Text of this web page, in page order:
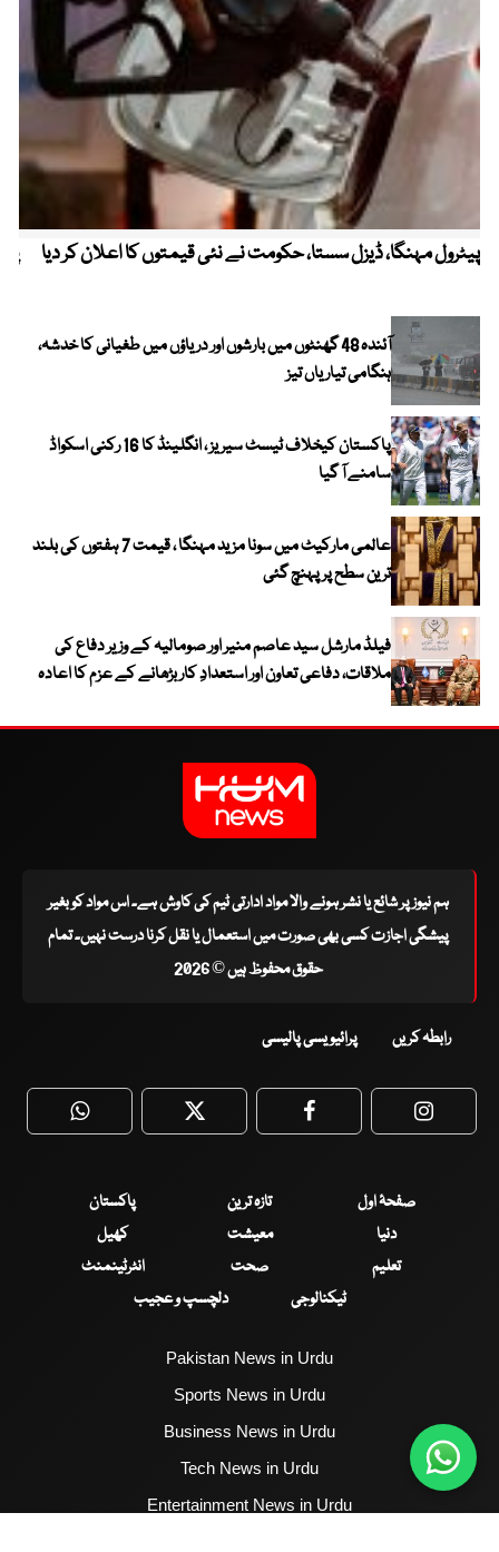
پیٹرول مہنگا، ڈیزل سستا، حکومت نے نئی قیمتوں کا اعلان کر دیا
آئندہ 48 گھنٹوں میں بارشوں اور دریاؤں میں طغیانی کا خدشہ،
ہنگامی تیاریاں تیز
پاکستان کیخلاف ٹیسٹ سیریز ، انگلینڈ کا 16 رکنی اسکواڈ
سامنے آ گیا
عالمی مارکیٹ میں سونا مزید مہنگا ، قیمت 7 ہفتوں کی بلند
ترین سطح پر پہنچ گئی
فیلڈ مارشل سید عاصم منیر اور صومالیہ کے وزیر دفاع کی
ملاقات، دفاعی تعاون اور استعدادِ کار بڑھانے کے عزم کا اعادہ
ہم نیوز پر شائع یا نشر ہونے والا مواد ادارتی ٹیم کی کاوش ہے۔ اس مواد کو بغیر
پیشگی اجازت کسی بھی صورت میں استعمال یا نقل کرنا درست نہیں۔ تمام
حقوق محفوظ ہیں © 2026
رابطہ کریں پرائیویسی پالیسی
WhatsApp Twitter Facebook
صفحۂ اول تازہ ترین
پاکستان
دنیا
معیشت
کھیل
تعلیم
صحت
انٹرٹینمنٹ
ٹیکنالوجی
دلچسپ و عجیب
Pakistan News in Urdu
Sports News in Urdu
Business News in Urdu
Tech News in Urdu
Entertainment News in Urdu